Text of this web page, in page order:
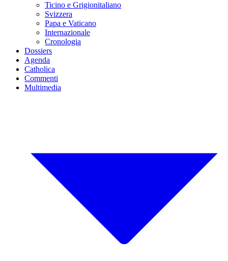
Ticino e Grigionitaliano
Svizzera
Papa e Vaticano
Internazionale
Cronologia
Dossiers
Agenda
Catholica
Commenti
Multimedia